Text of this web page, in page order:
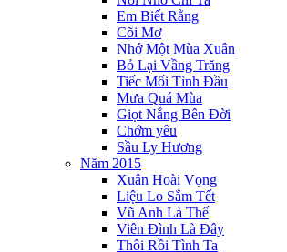
Em Biết Rằng
Cõi Mơ
Nhớ Một Mùa Xuân
Bỏ Lại Vầng Trăng
Tiếc Mối Tình Đầu
Mưa Quá Mùa
Giọt Nắng Bên Đời
Chớm yêu
Sầu Ly Hương
Năm 2015
Xuân Hoài Vọng
Liệu Lo Sắm Tết
Vũ Anh Là Thế
Viên Đình Là Đây
Thôi Rồi Tình Ta